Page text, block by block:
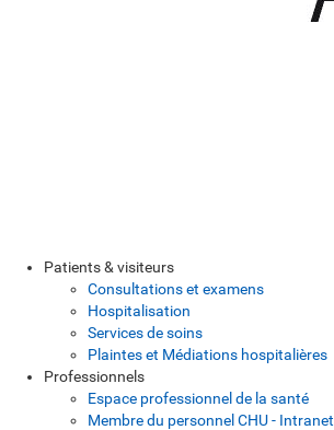
Patients & visiteurs
Consultations et examens
Hospitalisation
Services de soins
Plaintes et Médiations hospitalières
Professionnels
Espace professionnel de la santé
Membre du personnel CHU - Intranet